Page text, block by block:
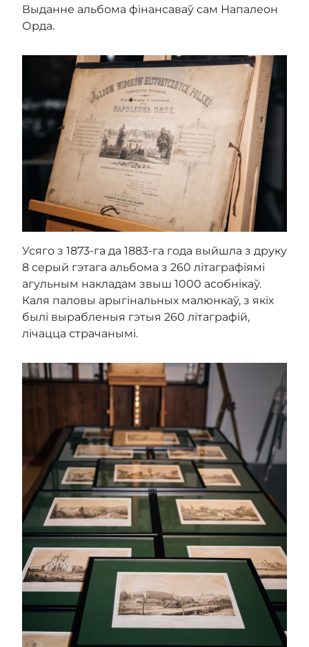
Выданне альбома фінансаваў сам Напалеон
Орда.
Усяго з 1873-га да 1883-га года выйшла з друку
8 серый гэтага альбома з 260 літаграфіямі
агульным накладам звыш 1000 асобнікаў.
Каля паловы арыгінальных малюнкаў, з якіх
былі вырабленыя гэтыя 260 літаграфій,
лічацца страчанымі.